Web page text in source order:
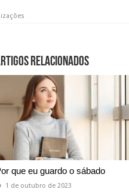
relacionados
que eu guardo o sábado
1 de outubro de 2023